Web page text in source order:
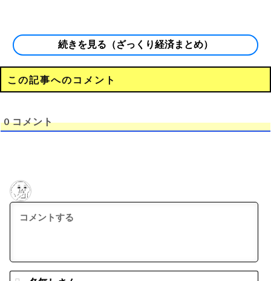
続きを見る（ざっくり経済まとめ）
この記事へのコメント
0コメント
名